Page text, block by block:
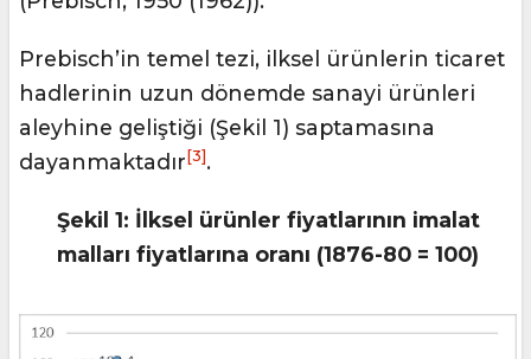
Prebisch’in temel tezi, ilksel ürünlerin ticaret
hadlerinin uzun dönemde sanayi ürünleri
aleyhine geliştiği (Şekil 1) saptamasına
dayanmaktadır[3].
Şekil 1: İlksel ürünler fiyatlarının imalat
malları fiyatlarına oranı (1876-80 = 100)